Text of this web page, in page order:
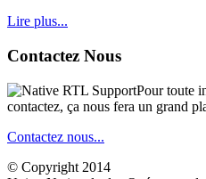
Lire plus...
Contactez Nous
Pour toute
contactez, ça nous fera un grand
Contactez nous...
© Copyright 2014